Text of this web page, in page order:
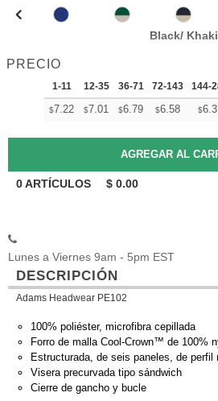
Black/ Khaki
PRECIO
1-11 12-35 36-71 72-143 144-
$7.22 $7.01 $6.79 $6.58 $
0ARTÍCULOS $ 0.00
Lunes a Viernes 9am - 5pm EST
DESCRIPCIÓN
Adams Headwear PE102
100% poliéster, microfibra cepillada
Forro de malla Cool-Crown™ de 100%
Estructurada, de seis paneles, de perfil
Visera precurvada tipo sándwich
Cierre de gancho y bucle